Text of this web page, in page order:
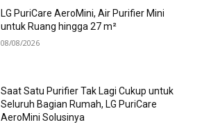
LG PuriCare AeroMini, Air Purifier Mini
untuk Ruang hingga 27 m²
08/08/2026
Saat Satu Purifier Tak Lagi Cukup untuk
Seluruh Bagian Rumah, LG PuriCare
AeroMini Solusinya